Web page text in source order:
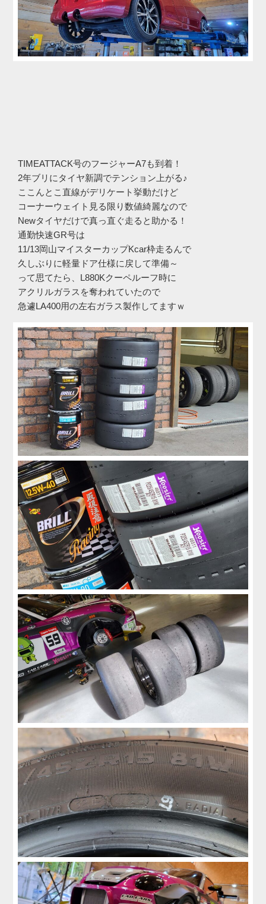
TIMEATTACK号のフージャーA7も到着！
2年ブリにタイヤ新調でテンション上がる♪
ここんとこ直線がデリケート挙動だけど
コーナーウェイト見る限り数値綺麗なので
Newタイヤだけで真っ直ぐ走ると助かる！
通勤快速GR号は
11/13岡山マイスターカップKcar枠走るんで
久しぶりに軽量ドア仕様に戻して準備～
って思てたら、L880Kクーペルーフ時に
アクリルガラスを奪われていたので
急遽LA400用の左右ガラス製作してますｗ